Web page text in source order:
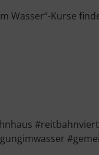
Wasser“-Kurse